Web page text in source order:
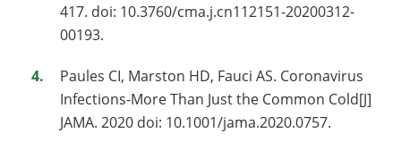
417. doi: 10.3760/cma.j.cn112151-20200312-
00193.
Paules CI, Marston HD, Fauci AS. Coronavirus
Infections-More Than Just the Common Cold[J]
JAMA. 2020 doi: 10.1001/jama.2020.0757.